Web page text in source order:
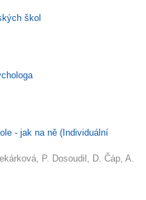
škol
- jak na ně (Individuální
P. Dosoudil, D. Čáp, A.